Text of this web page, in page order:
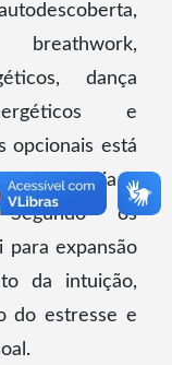
dança
e
opcionais está
resistência e
os
para expansão
da intuição,
do estresse e